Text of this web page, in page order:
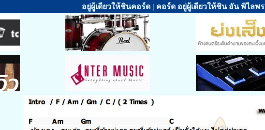
อยู่ผู้เดียวให้ชินคอร์ด | คอร์ด อยู่ผู้เดียวให้ชิน อัน พิไลพร